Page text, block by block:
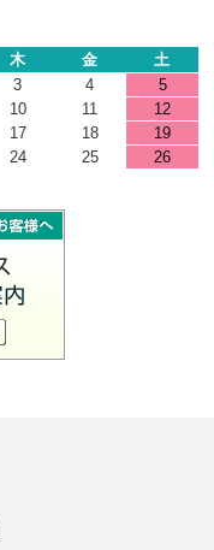
木 金
土
3 4
5
10 11
12
17 18
19
24 25
26